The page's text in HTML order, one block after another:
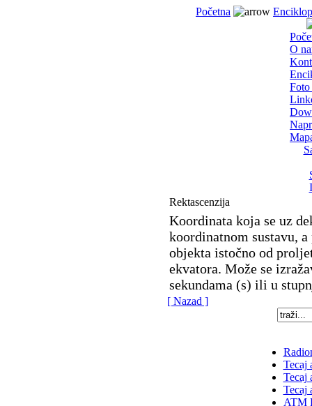
Početna
O
Foto
Rektascenzija
Koordinata koja se uz
koordinatnom sustavu,
objekta istočno od
ekvatora. Može se
sekundama (s) ili u
[ Nazad ]
Tecaj
Tecaj
Tecaj
ATM